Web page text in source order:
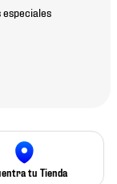
tu Tienda